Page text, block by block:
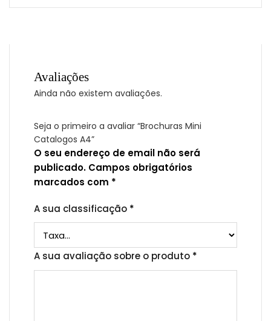
Avaliações
Ainda não existem avaliações.
Seja o primeiro a avaliar “Brochuras Mini
Catalogos A4”
O seu endereço de email não será
publicado. Campos obrigatórios
marcados com *
A sua classificação *
A sua avaliação sobre o produto *